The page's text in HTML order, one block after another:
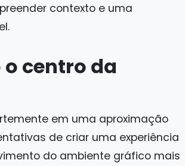
contexto e uma
o centro da
em uma aproximação
de criar uma experiência
do ambiente gráfico mais